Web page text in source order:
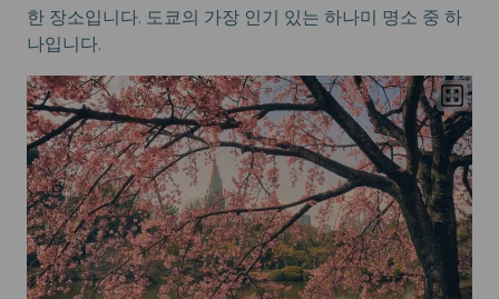
한 장소입니다. 도쿄의 가장 인기 있는 하나미 명소 중 하
나입니다.